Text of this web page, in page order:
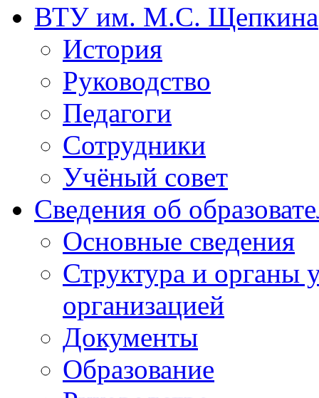
ВТУ им. М.С. Щепкина
История
Руководство
Педагоги
Сотрудники
Учёный совет
Сведения об
Основные сведения
Структура и органы
организацией
Документы
Образование